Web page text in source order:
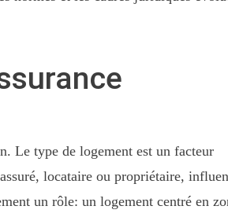
Le type de logement est un facteur
locataire ou propriétaire,
un rôle: un logement centré en